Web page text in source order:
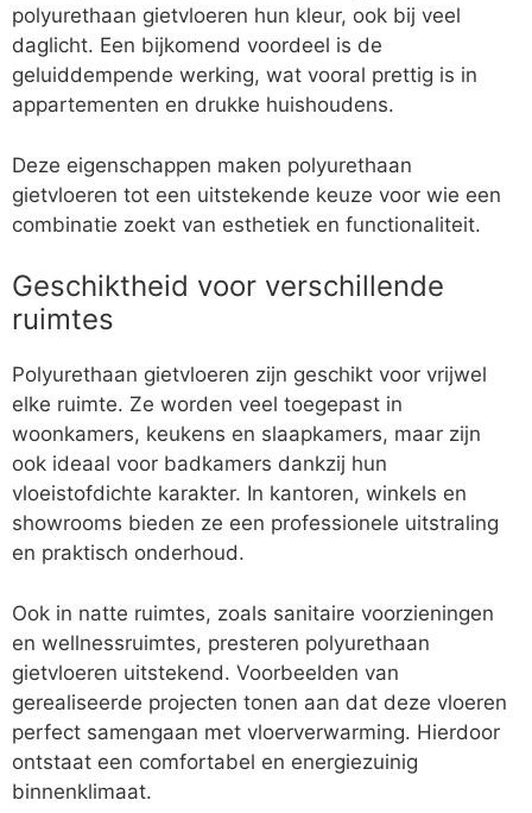
polyurethaan gietvloeren hun kleur, ook bij veel
daglicht. Een bijkomend voordeel is de
geluiddempende werking, wat vooral prettig is in
appartementen en drukke huishoudens.
Deze eigenschappen maken polyurethaan
gietvloeren tot een uitstekende keuze voor wie een
combinatie zoekt van esthetiek en functionaliteit.
Geschiktheid voor verschillende
ruimtes
Polyurethaan gietvloeren zijn geschikt voor vrijwel
elke ruimte. Ze worden veel toegepast in
woonkamers, keukens en slaapkamers, maar zijn
ook ideaal voor badkamers dankzij hun
vloeistofdichte karakter. In kantoren, winkels en
showrooms bieden ze een professionele uitstraling
en praktisch onderhoud.
Ook in natte ruimtes, zoals sanitaire voorzieningen
en wellnessruimtes, presteren polyurethaan
gietvloeren uitstekend. Voorbeelden van
gerealiseerde projecten tonen aan dat deze vloeren
perfect samengaan met vloerverwarming. Hierdoor
ontstaat een comfortabel en energiezuinig
binnenklimaat.